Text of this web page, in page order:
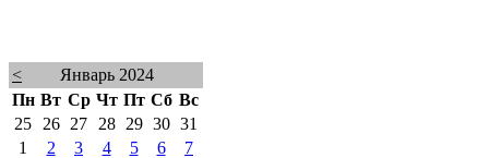
<
Январь 2024
Пн Вт Ср Чт Пт Сб Вс
25
26 27 28 29 30 31
1
2 3 4 5 6
7